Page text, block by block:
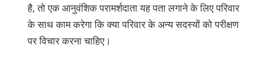
है, तो एक आनुवंशिक परामर्शदाता यह पता लगाने के लिए परिवार
के साथ काम करेगा कि क्या परिवार के अन्य सदस्यों को परीक्षण
पर विचार करना चाहिए।